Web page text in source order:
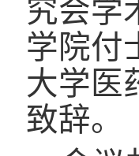
究会学
学院付
大学医
致辞。